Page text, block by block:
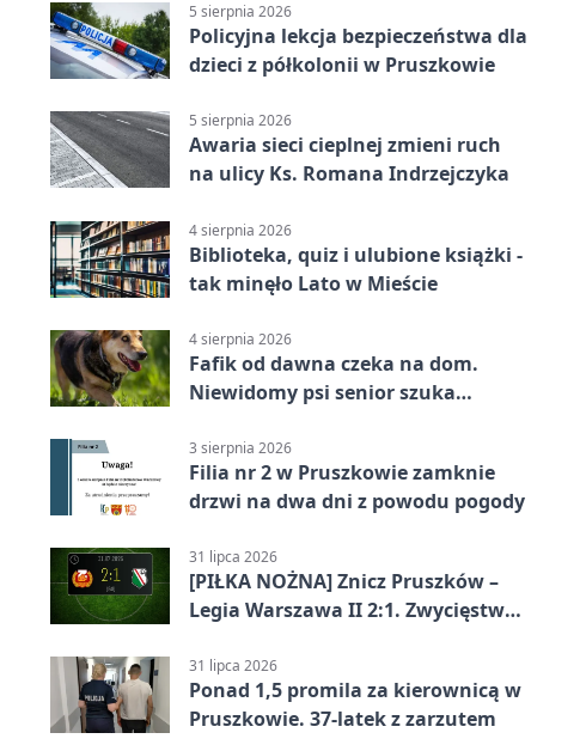
5 sierpnia 2026
Policyjna lekcja bezpieczeństwa dla
dzieci z półkolonii w Pruszkowie
5 sierpnia 2026
Awaria sieci cieplnej zmieni ruch
na ulicy Ks. Romana Indrzejczyka
4 sierpnia 2026
Biblioteka, quiz i ulubione książki -
tak minęło Lato w Mieście
4 sierpnia 2026
Fafik od dawna czeka na dom.
Niewidomy psi senior szuka
3 sierpnia 2026
Filia nr 2 w Pruszkowie zamknie
drzwi na dwa dni z powodu pogody
31 lipca 2026
[PIŁKA NOŻNA] Znicz Pruszków –
Legia Warszawa II 2:1. Zwycięstwo
minucie
31 lipca 2026
Ponad 1,5 promila za kierownicą w
Pruszkowie. 37-latek z zarzutem